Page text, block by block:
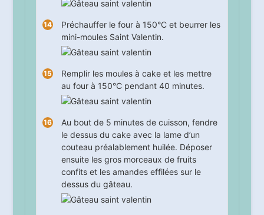
Préchauffer le four à 150°C et beurrer les
mini-moules Saint Valentin.
Remplir les moules à cake et les mettre
au four à 150°C pendant 40 minutes.
Au bout de 5 minutes de cuisson, fendre
le dessus du cake avec la lame d’un
couteau préalablement huilée. Déposer
ensuite les gros morceaux de fruits
confits et les amandes effilées sur le
dessus du gâteau.